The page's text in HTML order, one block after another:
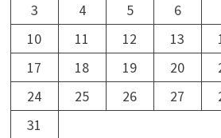
3
4 5 6
10
11 12 13
17
18 19 20
24
25 26 27
31